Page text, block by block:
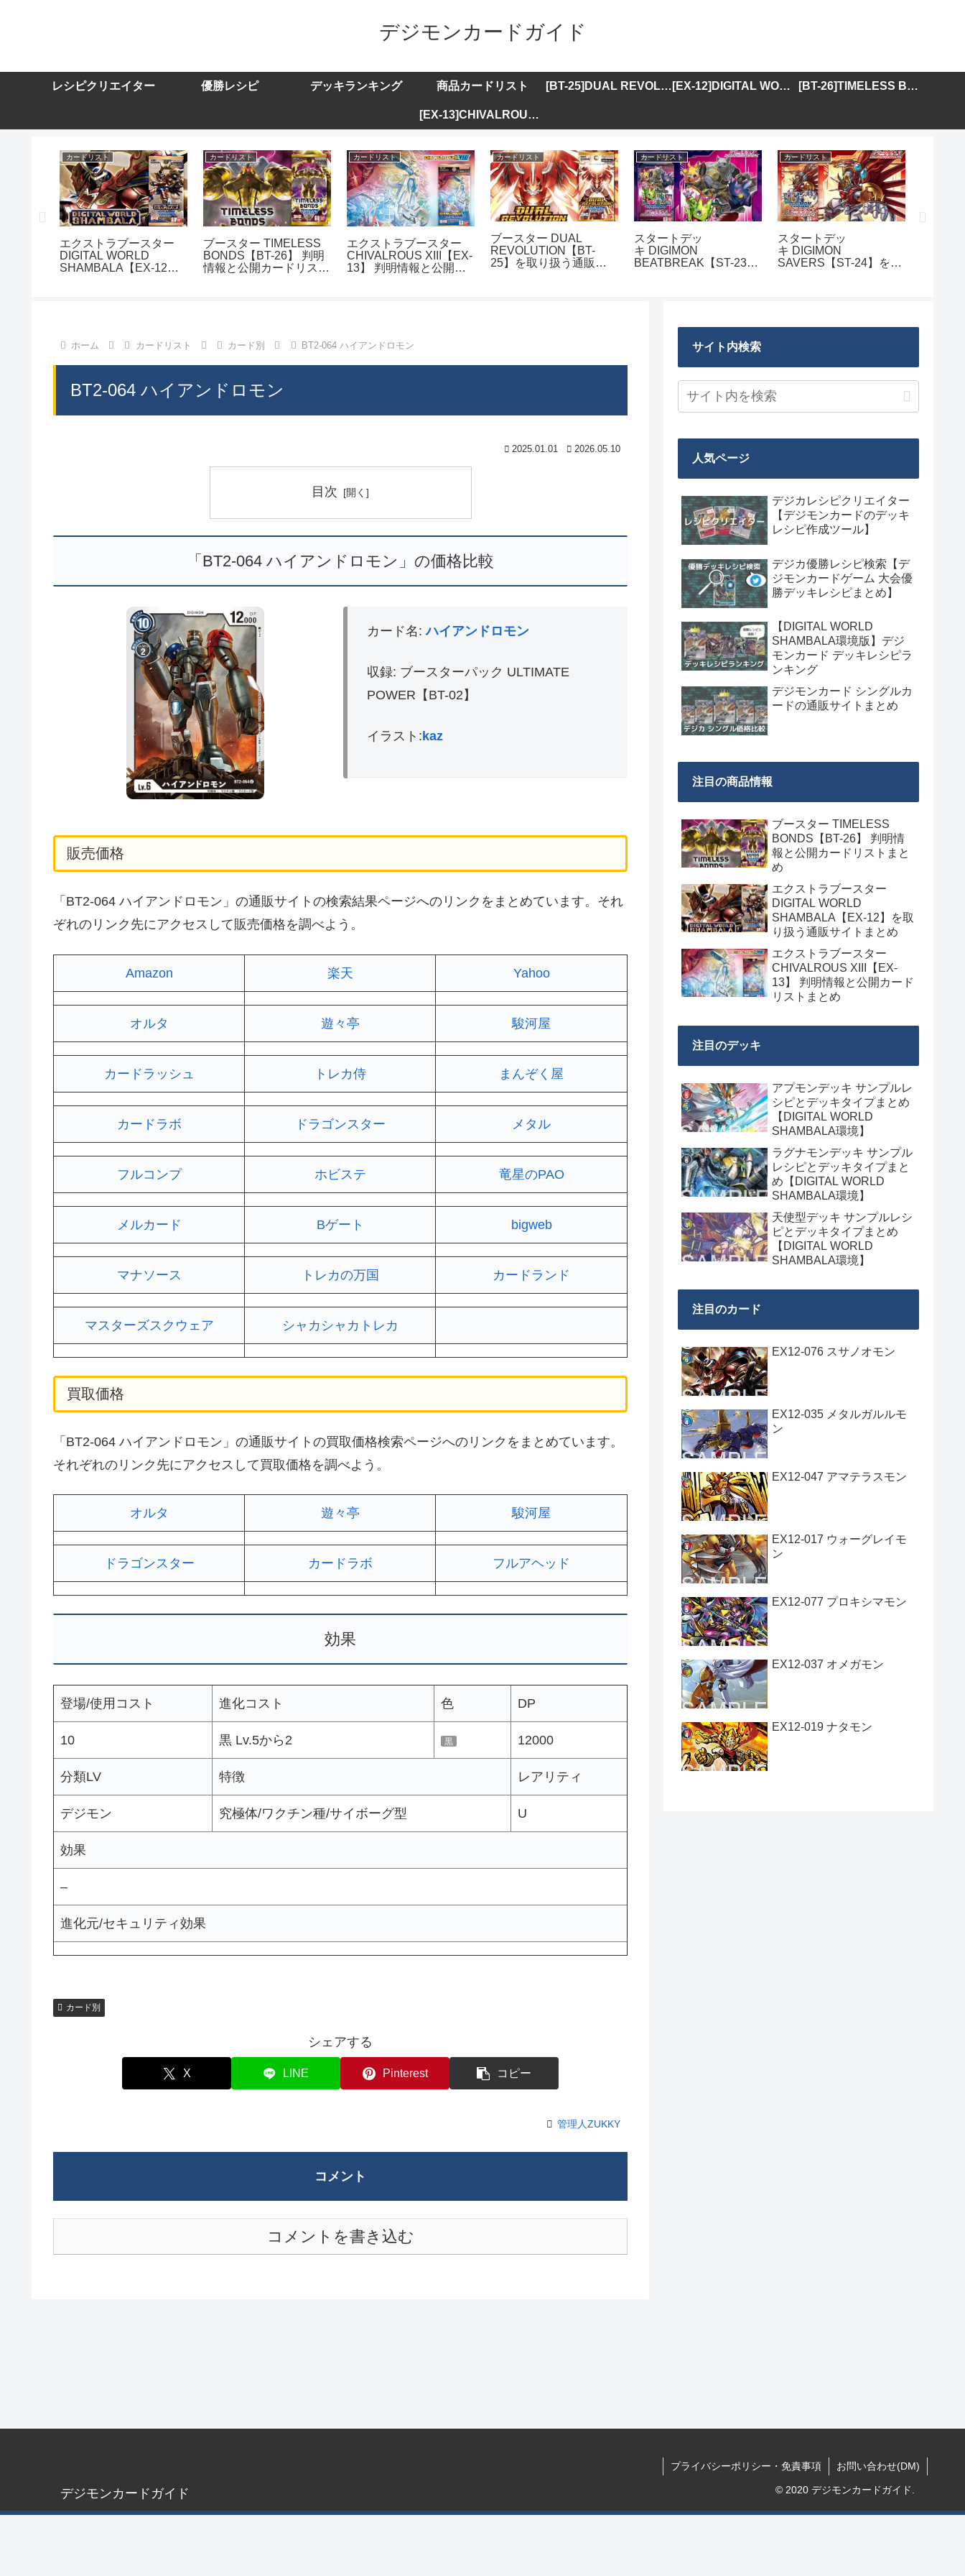
デジモンカードガイド
レシピクリエイター 優勝レシピ デッキランキング 商品カードリスト [BT-25]DUAL REVOLUTION [EX-12]DIGITAL WORLD SHAMBALA [BT-26]TIMELESS BONDS
[EX-13]CHIVALROUS XIII
カードリスト
エクストラブースター
DIGITAL WORLD
SHAMBALA【EX-12】
カードリスト
ブースター TIMELESS
BONDS【BT-26】 判明
情報と公開カードリスト
カードリスト
エクストラブースター
CHIVALROUS XIII【EX-
13】 判明情報と公開カ
カードリスト
ブースター DUAL
REVOLUTION【BT-
25】を取り扱う通販サ
カードリスト
スタートデッ
キ DIGIMON
BEATBREAK【ST-23】
カードリスト
スタートデッ
キ DIGIMON
SAVERS【ST-24】を取
ホーム カードリスト カード別 BT2-064 ハイアンドロモン
BT2-064 ハイアンドロモン
2025.01.01 2026.05.10
目次
「BT2-064 ハイアンドロモン」の価格比較
カード名:ハイアンドロモン
収録: ブースターパック ULTIMATE
POWER【BT-02】
イラスト: kaz
販売価格
「BT2-064 ハイアンドロモン」の通販サイトの検索結果ページへのリンクをまとめています。それ
ぞれのリンク先にアクセスして販売価格を調べよう。
Amazon 楽天 Yahoo
オルタ 遊々亭 駿河屋
カードラッシュ トレカ侍 まんぞく屋
カードラボ ドラゴンスター メタル
フルコンプ ホビステ 竜星のPAO
メルカード Bゲート bigweb
マナソース トレカの万国 カードランド
マスターズスクウェア シャカシャカトレカ
買取価格
「BT2-064 ハイアンドロモン」の通販サイトの買取価格検索ページへのリンクをまとめています。
それぞれのリンク先にアクセスして買取価格を調べよう。
オルタ 遊々亭 駿河屋
ドラゴンスター カードラボ フルアヘッド
効果
登場/使用コスト 進化コスト 色 DP
10 黒 Lv.5から2 黒 12000
分類LV 特徴 レアリティ
デジモン 究極体/ワクチン種/サイボーグ型 U
効果
–
進化元/セキュリティ効果
カード別
シェアする
X LINE Pinterest コピー
管理人ZUKKY
コメント
コメントを書き込む
サイト内検索
人気ページ
デジカレシピクリエイター
【デジモンカードのデッキ
レシピ作成ツール】
デジカ優勝レシピ検索【デ
ジモンカードゲーム 大会優
勝デッキレシピまとめ】
【DIGITAL WORLD
SHAMBALA環境版】デジ
モンカード デッキレシピラ
ンキング
デジモンカード シングルカ
ードの通販サイトまとめ
注目の商品情報
ブースター TIMELESS
BONDS【BT-26】 判明情
報と公開カードリストまと
め
エクストラブースター
DIGITAL WORLD
SHAMBALA【EX-12】を取
り扱う通販サイトまとめ
エクストラブースター
CHIVALROUS XIII【EX-
13】 判明情報と公開カード
リストまとめ
注目のデッキ
アプモンデッキ サンプルレ
シピとデッキタイプまとめ
【DIGITAL WORLD
SHAMBALA環境】
ラグナモンデッキ サンプル
レシピとデッキタイプまと
め【DIGITAL WORLD
SHAMBALA環境】
天使型デッキ サンプルレシ
ピとデッキタイプまとめ
【DIGITAL WORLD
SHAMBALA環境】
注目のカード
EX12-076 スサノオモン
EX12-035 メタルガルルモ
ン
EX12-047 アマテラスモン
EX12-017 ウォーグレイモ
ン
EX12-077 プロキシマモン
EX12-037 オメガモン
EX12-019 ナタモン
デジモンカードガイド
プライバシーポリシー・免責事項 お問い合わせ(DM)
© 2020 デジモンカードガイド.